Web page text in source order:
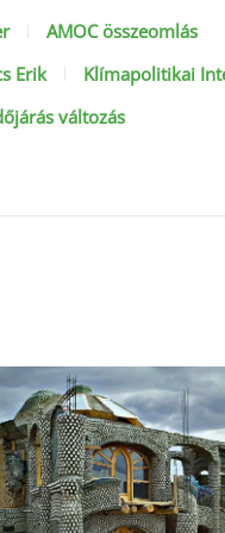
AMOC összeomlás
Erik
Klímapolitikai
változás